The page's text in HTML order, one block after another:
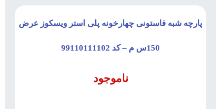
پارچه شبه فاستونی چهارخونه پلی استر ویسکوز عرض
150س م – کد 99110111102
ناموجود